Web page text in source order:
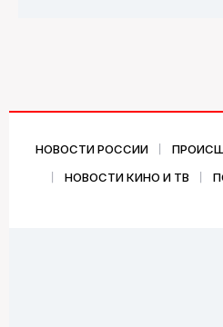
НОВОСТИ РОССИИ
НОВОСТИ КИНО И ТВ